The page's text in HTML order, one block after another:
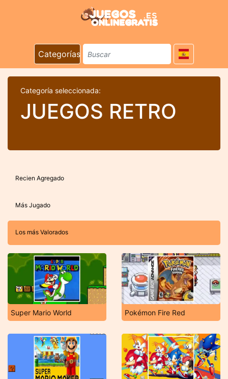
Categorías
Categoría seleccionada:
JUEGOS RETRO
Recien Agregado
Más Jugado
Los más Valorados
Super Mario World Pokémon Fire Red